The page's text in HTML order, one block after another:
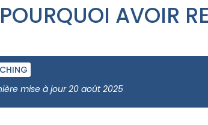
POURQUOI AVOIR
mise à jour 20 août 2025